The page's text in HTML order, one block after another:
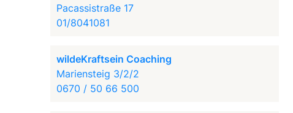
Pacassistraße 17
01/8041081
wildeKraftsein Coaching
Mariensteig 3/2/2
0670 / 50 66 500